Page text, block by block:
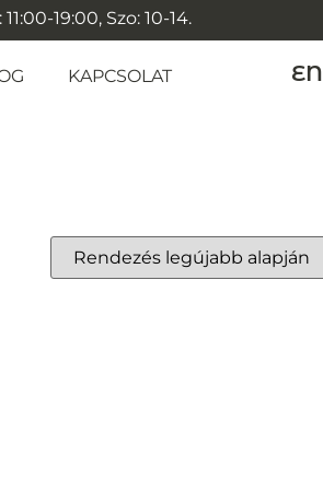
19:00, Szo: 10-14.
KAPCSOLAT EN